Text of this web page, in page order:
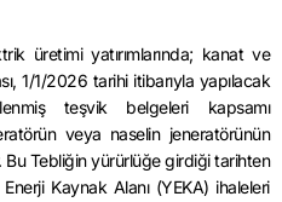
üretimi yatırımlarında; kanat ve
1/1/2026 tarihi itibarıyla yapılacak
teşvik belgeleri kapsamı
veya naselin jeneratörünün
Bu Tebliğin yürürlüğe girdiği tarihten
Kaynak Alanı (YEKA) ihaleleri